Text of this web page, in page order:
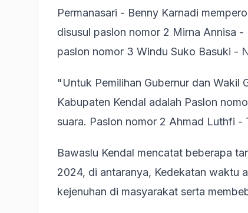
Permanasari - Benny Karnadi
disusul paslon nomor 2 Mirna Annisa
paslon nomor 3 Windu Suko Basuki -
"Untuk Pemilihan Gubernur dan Wakil
Kabupaten Kendal adalah Paslon
suara. Paslon nomor 2 Ahmad Luthfi
Bawaslu Kendal mencatat beberapa
2024, di antaranya, Kedekatan waktu
kejenuhan di masyarakat serta